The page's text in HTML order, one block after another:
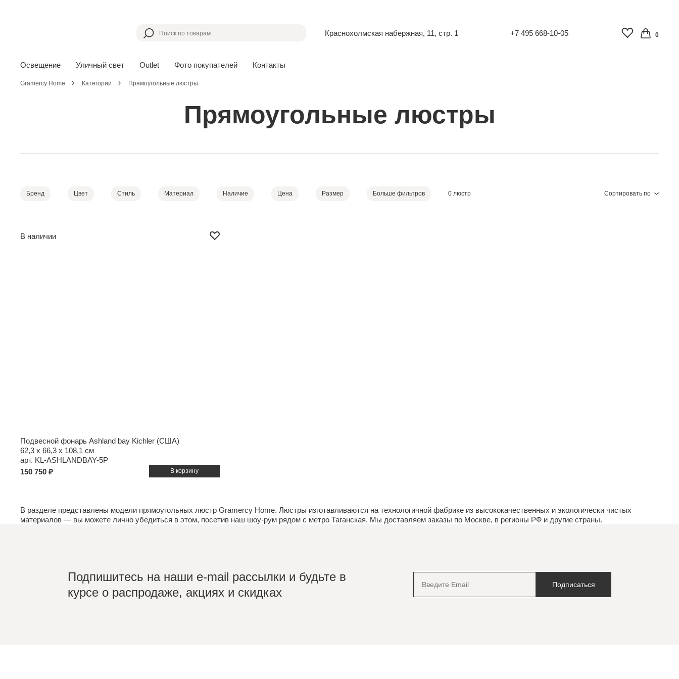
Краснохолмская набержная, 11, стр. 1 +7 495 668-10-05 0
Освещение Уличный свет Outlet Фото покупателей Контакты
Gramercy Home Категории Прямоугольные люстры
Прямоугольные люстры
Сортировать по
Бренд Цвет Стиль Материал Наличие Цена Размер Больше фильтров 0 люстр
В наличии
Подвесной фонарь Ashland bay Kichler (США)
62,3 x 66,3 x 108,1 см
арт. KL-ASHLANDBAY-5P
150 750 ₽
В разделе представлены модели прямоугольных люстр Gramercy Home. Люстры изготавливаются на технологичной фабрике из высококачественных и экологически чистых
материалов — вы можете лично убедиться в этом, посетив наш шоу-рум рядом с метро Таганская. Мы доставляем заказы по Москве, в регионы РФ и другие страны.
Подпишитесь на наши e-mail рассылки и будьте в
курсе о распродаже, акциях и скидках
Подписаться